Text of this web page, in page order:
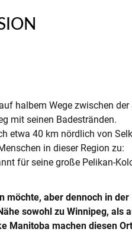
halbem Wege zwischen der
mit seinen Badestränden.
etwa 40 km nördlich von
in dieser Region zu:
für seine große Pelikan-
möchte, aber dennoch in der
sowohl zu Winnipeg, als
Manitoba machen diesen